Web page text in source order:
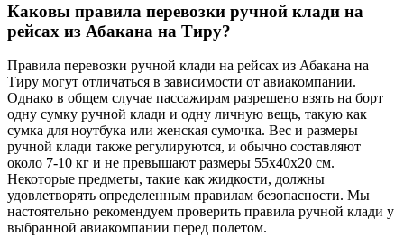
Каковы правила перевозки ручной клади на
рейсах из Абакана на Тиру?
Правила перевозки ручной клади на рейсах из Абакана на
Тиру могут отличаться в зависимости от авиакомпании.
Однако в общем случае пассажирам разрешено взять на борт
одну сумку ручной клади и одну личную вещь, такую как
сумка для ноутбука или женская сумочка. Вес и размеры
ручной клади также регулируются, и обычно составляют
около 7-10 кг и не превышают размеры 55x40x20 см.
Некоторые предметы, такие как жидкости, должны
удовлетворять определенным правилам безопасности. Мы
настоятельно рекомендуем проверить правила ручной клади у
выбранной авиакомпании перед полетом.